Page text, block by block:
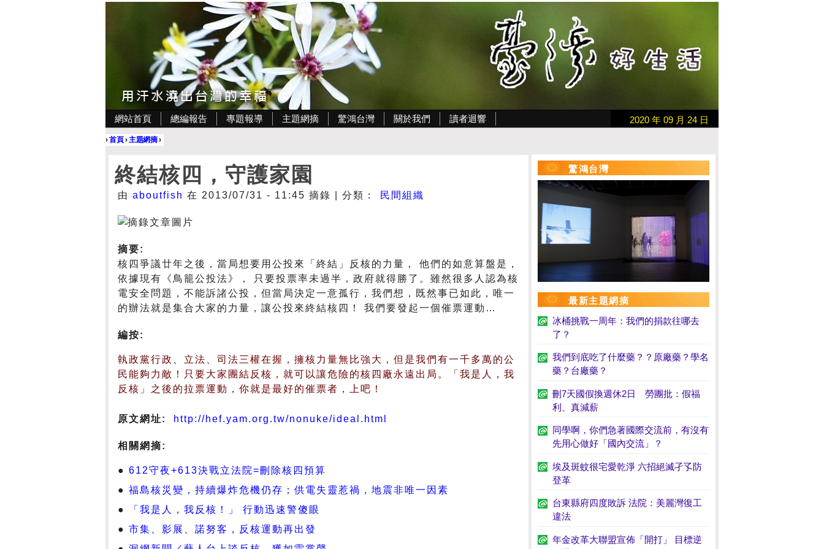
網站首頁 總編報告 專題報導 主題網摘 驚鴻台灣 關於我們 讀者迴響 2020 年 09 月 24 日
›首頁›主題網摘›
終結核四，守護家園
由 aboutfish 在 2013/07/31 - 11:45 摘錄 | 分類： 民間組織
摘要:
核四爭議廿年之後，當局想要用公投來「終結」反核的力量， 他們的如意算盤是，
依據現有《鳥籠公投法》， 只要投票率未過半，政府就得勝了。雖然很多人認為核
電安全問題，不能訴諸公投，但當局決定一意孤行，我們想，既然事已如此，唯一
的辦法就是集合大家的力量，讓公投來終結核四！ 我們要發起一個催票運動…
編按:
執政黨行政、立法、司法三權在握，擁核力量無比強大，但是我們有一千多萬的公
民能夠力敵！只要大家團結反核，就可以讓危險的核四廠永遠出局。「我是人，我
反核」之後的拉票運動，你就是最好的催票者，上吧！
原文網址: http://hef.yam.org.tw/nonuke/ideal.html
相關網摘:
612守夜+613決戰立法院=刪除核四預算
福島核災變，持續爆炸危機仍存；供電失靈惹禍，地震非唯一因素
「我是人，我反核！」 行動迅速警傻眼
市集、影展、諾努客，反核運動再出發
驚鴻台灣
最新主題網摘
冰桶挑戰一周年：我們的捐款往哪去
了？
我們到底吃了什麼藥？？原廠藥？學名
藥？台廠藥？
刪7天國假換週休2日 勞團批：假福
利、真減薪
同學啊，你們急著國際交流前，有沒有
先用心做好「國內交流」？
埃及斑蚊很宅愛乾淨 六招絕滅孑孓防
登革
台東縣府四度敗訴 法院：美麗灣復工
違法
年金改革大聯盟宣佈「開打」 目標逆